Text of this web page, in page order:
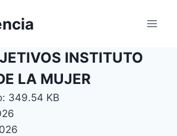
INSTITUTO
LA MUJER
349.54 KB